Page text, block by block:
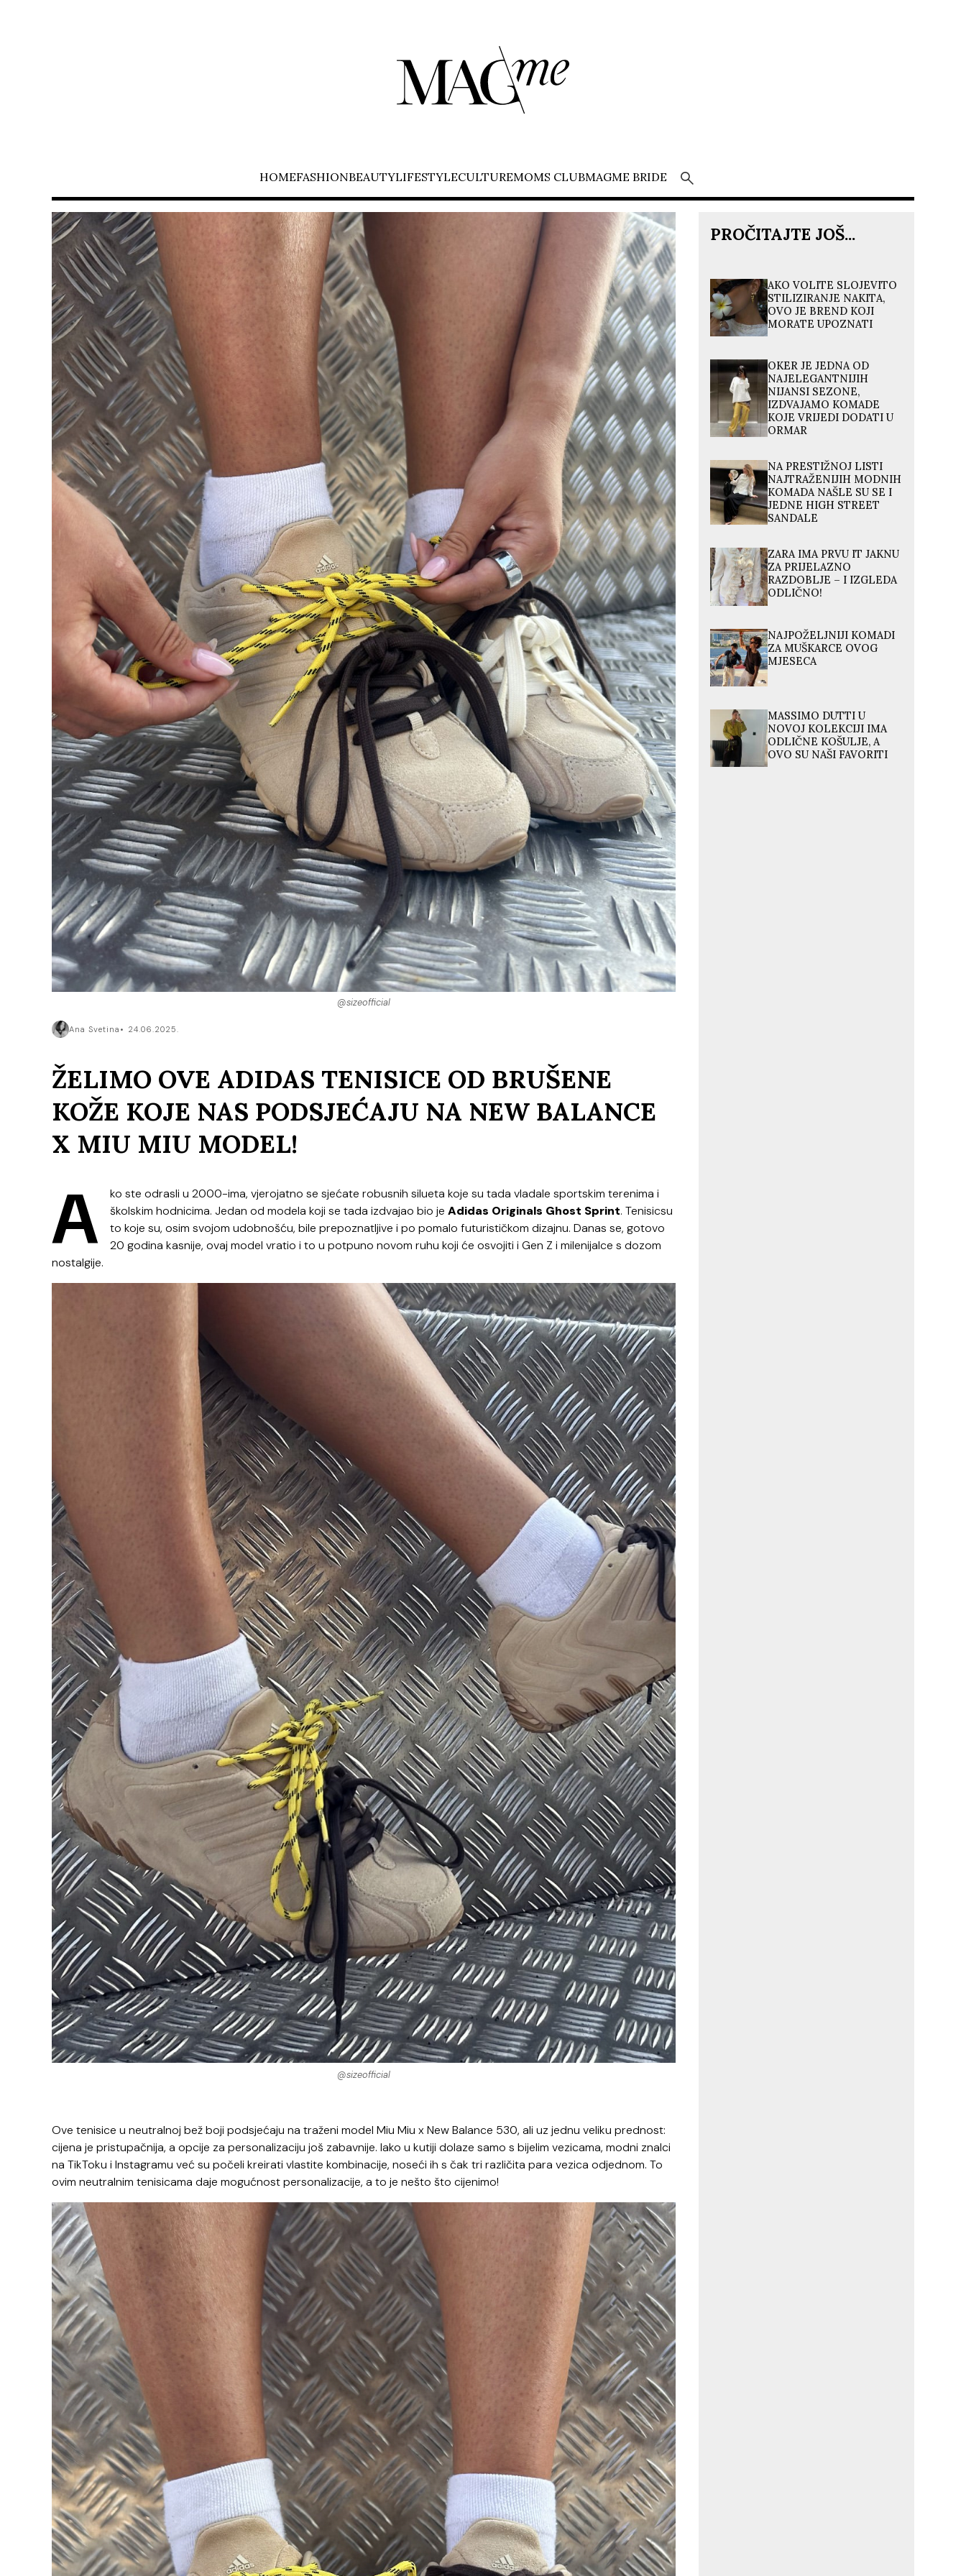
HOMEFASHIONBEAUTYLIFESTYLECULTUREMOMS CLUBMAGME BRIDE
@sizeofficial
Ana Svetina 24.06.2025.
ŽELIMO OVE ADIDAS TENISICE OD BRUŠENE
KOŽE KOJE NAS PODSJEĆAJU NA NEW BALANCE
X MIU MIU MODEL!
A
ko ste odrasli u 2000-ima, vjerojatno se sjećate robusnih silueta koje su tada vladale sportskim terenima i
školskim hodnicima. Jedan od modela koji se tada izdvajao bio je Adidas Originals Ghost Sprint. Tenisicsu
to koje su, osim svojom udobnošću, bile prepoznatljive i po pomalo futurističkom dizajnu. Danas se, gotovo
20 godina kasnije, ovaj model vratio i to u potpuno novom ruhu koji će osvojiti i Gen Z i milenijalce s dozom
nostalgije.
@sizeofficial
Ove tenisice u neutralnoj bež boji podsjećaju na traženi model Miu Miu x New Balance 530, ali uz jednu veliku prednost:
cijena je pristupačnija, a opcije za personalizaciju još zabavnije. Iako u kutiji dolaze samo s bijelim vezicama, modni znalci
na TikToku i Instagramu već su počeli kreirati vlastite kombinacije, noseći ih s čak tri različita para vezica odjednom. To
ovim neutralnim tenisicama daje mogućnost personalizacije, a to je nešto što cijenimo!
PROČITAJTE JOŠ...
AKO VOLITE SLOJEVITO
STILIZIRANJE NAKITA,
OVO JE BREND KOJI
MORATE UPOZNATI
OKER JE JEDNA OD
NAJELEGANTNIJIH
NIJANSI SEZONE,
IZDVAJAMO KOMADE
KOJE VRIJEDI DODATI U
ORMAR
NA PRESTIŽNOJ LISTI
NAJTRAŽENIJIH MODNIH
KOMADA NAŠLE SU SE I
JEDNE HIGH STREET
SANDALE
ZARA IMA PRVU IT JAKNU
ZA PRIJELAZNO
RAZDOBLJE – I IZGLEDA
ODLIČNO!
NAJPOŽELJNIJI KOMADI
ZA MUŠKARCE OVOG
MJESECA
MASSIMO DUTTI U
NOVOJ KOLEKCIJI IMA
ODLIČNE KOŠULJE, A
OVO SU NAŠI FAVORITI